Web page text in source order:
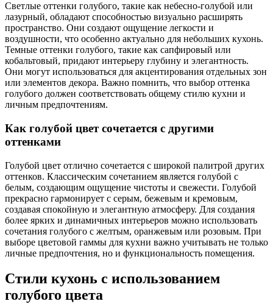
Светлые оттенки голубого, такие как небесно-голубой или
лазурный, обладают способностью визуально расширять
пространство. Они создают ощущение легкости и
воздушности, что особенно актуально для небольших кухонь.
Темные оттенки голубого, такие как сапфировый или
кобальтовый, придают интерьеру глубину и элегантность.
Они могут использоваться для акцентирования отдельных зон
или элементов декора. Важно помнить, что выбор оттенка
голубого должен соответствовать общему стилю кухни и
личным предпочтениям.
Как голубой цвет сочетается с другими
оттенками
Голубой цвет отлично сочетается с широкой палитрой других
оттенков. Классическим сочетанием является голубой с
белым, создающим ощущение чистоты и свежести. Голубой
прекрасно гармонирует с серым, бежевым и кремовым,
создавая спокойную и элегантную атмосферу. Для создания
более ярких и динамичных интерьеров можно использовать
сочетания голубого с желтым, оранжевым или розовым. При
выборе цветовой гаммы для кухни важно учитывать не только
личные предпочтения, но и функциональность помещения.
Стили кухонь с использованием
голубого цвета